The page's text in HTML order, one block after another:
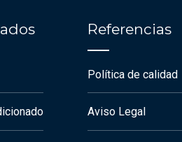
Referencias
Política de calidad
Aviso Legal